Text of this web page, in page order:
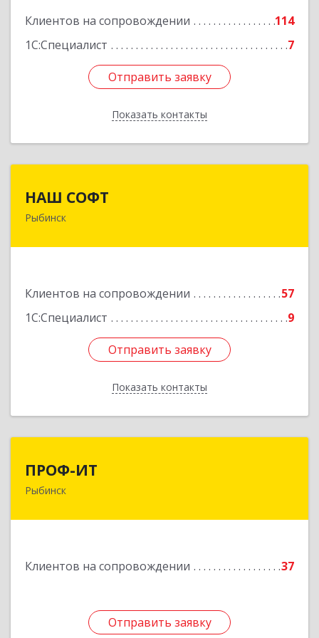
Клиентов на сопровождении
114
1С:Специалист
7
Отправить заявку
Показать контакты
Отправить заявку
Назад
НАШ СОФТ
Рыбинск
Клиентов на сопровождении
57
1С:Специалист
9
Отправить заявку
Показать контакты
152903, Ярославская обл, Рыбинский р-н,
Отправить заявку
Назад
ПРОФ-ИТ
Рыбинск
Клиентов на сопровождении 37
Отправить заявку
152901, Ярославская обл, Рыбинский р-н,
Отправить заявку